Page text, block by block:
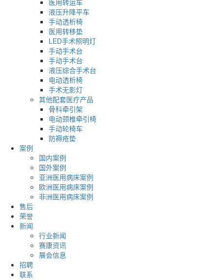
医用转运车
液压升降平车
手动透析椅
医用转移垫
LED手术照明灯
手动手术台
手动手术台
液压综合手术台
电动透析椅
手术无影灯
其他配套医疗产品
骨科牵引架
电动颈椎牵引椅
手动轮椅车
防褥疮垫
案例
国内案例
国外案例
亚洲医用病床案例
欧洲医用病床案例
非洲医用病床案例
售后
荣誉
新闻
行业新闻
赛康资讯
展会信息
招聘
联系